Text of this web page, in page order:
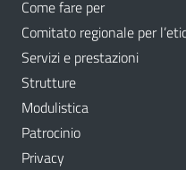
Come fare per
Comitato regionale per
Servizi e prestazioni
Strutture
Modulistica
Patrocinio
Privacy